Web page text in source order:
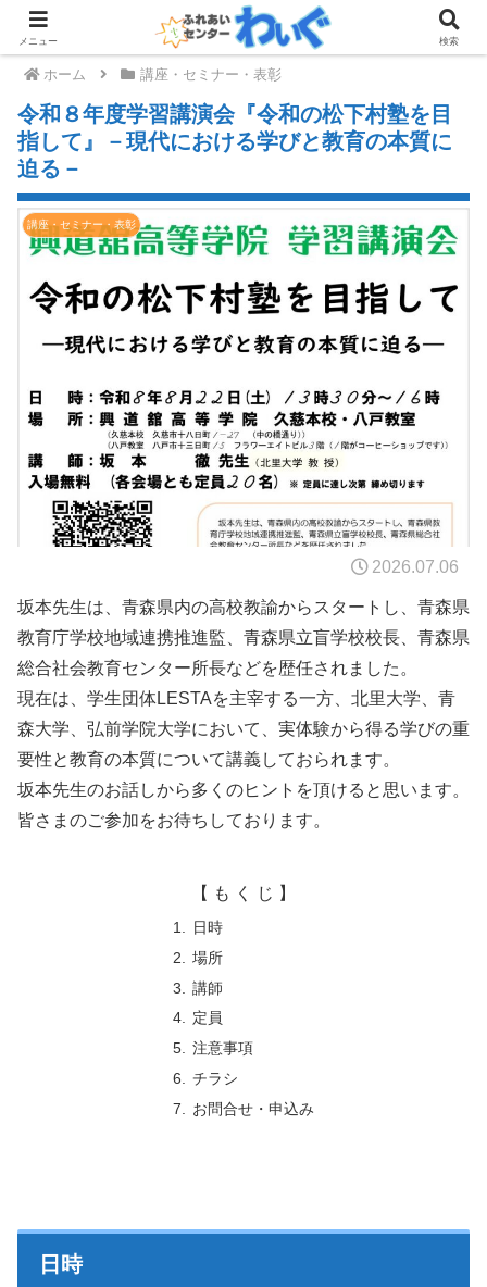
ホーム 講座・セミナー・表彰
令和８年度学習講演会『令和の松下村塾を目
指して』－現代における学びと教育の本質に
迫る－
講座・セミナー・表彰
2026.07.06
坂本先生は、青森県内の高校教諭からスタートし、青森県
教育庁学校地域連携推進監、青森県立盲学校校長、青森県
総合社会教育センター所長などを歴任されました。
現在は、学生団体LESTAを主宰する一方、北里大学、青
森大学、弘前学院大学において、実体験から得る学びの重
要性と教育の本質について講義しておられます。
坂本先生のお話しから多くのヒントを頂けると思います。
皆さまのご参加をお待ちしております。
【 も く じ 】
日時
場所
講師
定員
注意事項
チラシ
お問合せ・申込み
日時
メニュー 検索